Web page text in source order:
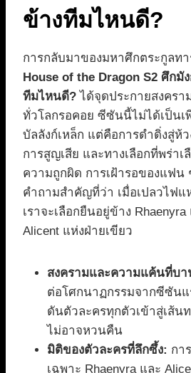
ข้างทีมไหนดี?
การกลับมาของมหาศึกตระกูลท
House of the Dragon S2 ศึกมั
ทีมไหนดี? ได้จุดประกายสงคร
ทั่วโลกรอคอย ซีซันนี้ไม่ได้เป็นเ
บัลลังก์เหล็ก แต่คือการดำดิ่งสู่ห้
การสูญเสีย และทางเลือกที่พร่าเ
ความถูกผิด การเฝ้ารอของแฟน
คำถามสำคัญที่ว่า เมื่อเปลวไฟแ
เราจะเลือกยืนอยู่ข้าง
Alicent แห่งฝ่ายเขียว
สงครามและความแค้นที่บา
ต่อโศกนาฏกรรมจากซีซัน
ดันตัวละครทุกตัวเข้าสู่เส้น
ไม่อาจหวนคืน
มิติของตัวละครที่ลึกซึ้ง: กา
เฉพาะ Rhaenyra และ